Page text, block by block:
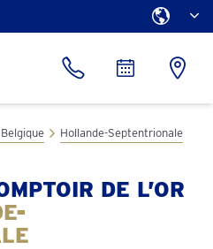
Hollande-Septentrionale
DE L’OR